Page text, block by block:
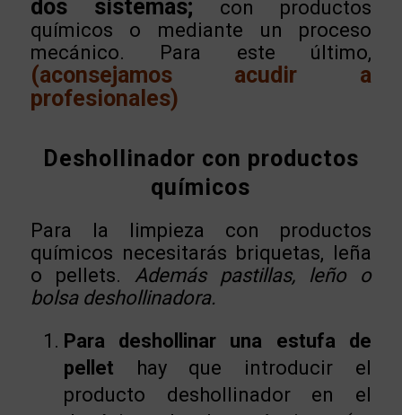
dos sistemas; con productos
químicos o mediante un proceso
mecánico. Para este último,
(aconsejamos acudir a
profesionales)
Deshollinador con productos
químicos
Para la limpieza con productos
químicos necesitarás briquetas, leña
o pellets. Además pastillas, leño o
bolsa deshollinadora.
Para deshollinar una estufa de
pellet hay que introducir el
producto deshollinador en el